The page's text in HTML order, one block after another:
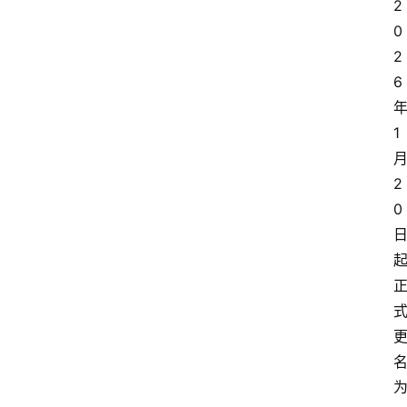
2
0
2
6
年
1
月
2
0
日
起
正
式
更
名
为